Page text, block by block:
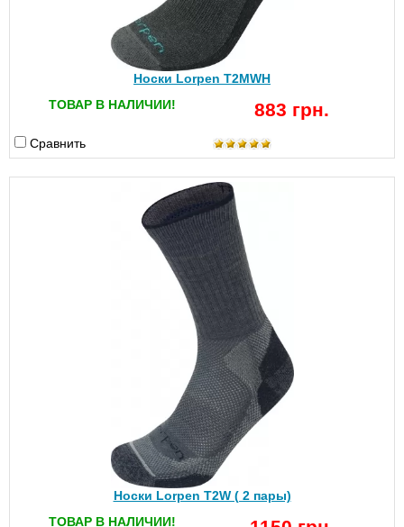
Носки Lorpen T2MWH
ТОВАР В НАЛИЧИИ!
883 грн.
Сравнить
Носки Lorpen T2W ( 2 пары)
ТОВАР В НАЛИЧИИ!